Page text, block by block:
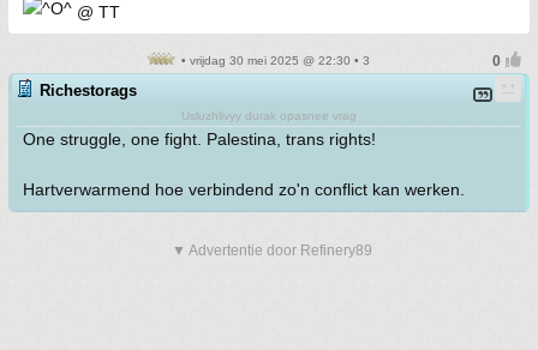
@ TT
• vrijdag 30 mei 2025 @ 22:30 • 3
Richestorags
Usluzhlivyy durak opasnee vrag
One struggle, one fight. Palestina, trans rights!
Hartverwarmend hoe verbindend zo'n conflict kan werken.
▼ Advertentie door Refinery89